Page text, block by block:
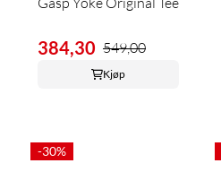
384,30 549,00
Kjøp
-30%